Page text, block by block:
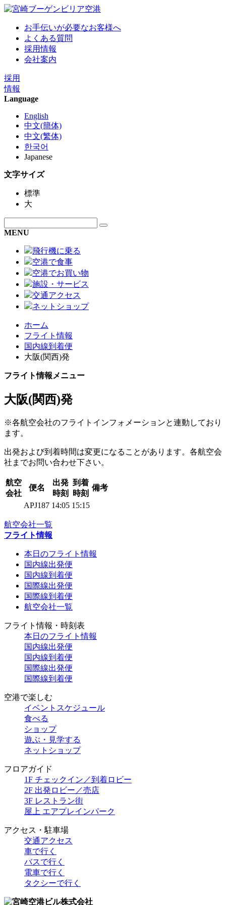
お手伝いが必要なお客様へ
よくある質問
採用情報
会社案内
採用
情報
Language
English
中文(簡体)
中文(繁体)
한국어
Japanese
文字サイズ
標準
大
MENU
飛行機に乗る
空港で食事
空港でお買い物
施設・サービス
交通アクセス
ネットショップ
ホーム
フライト情報
国内線到着便
大阪(関西)発
フライト情報メニュー
大阪(関西)発
※各航空会社のフライトインフォメーションと連動しており
ます。
出発および到着時間は変更になることがあります。各航空会
社までお問い合わせ下さい。
航空
会社
便名
出発
時刻
到着
時刻
備考
APJ187 14:05 15:15
航空会社一覧
フライト情報
本日のフライト情報
国内線出発便
国内線到着便
国際線出発便
国際線到着便
航空会社一覧
フライト情報・時刻表
本日のフライト情報
国内線出発便
国内線到着便
国際線出発便
国際線到着便
空港で楽しむ
イベントスケジュール
食べる
ショップ
遊ぶ・見学する
ネットショップ
フロアガイド
1F チェックイン／到着ロビー
2F 出発ロビー／売店
3F レストラン街
屋上 エアプレインパーク
アクセス・駐車場
交通アクセス
車で行く
バスで行く
電車で行く
タクシーで行く